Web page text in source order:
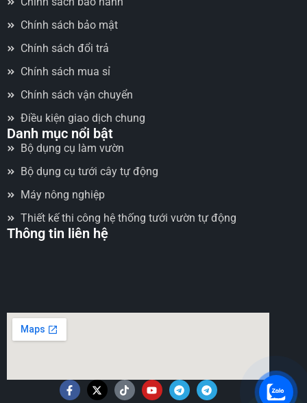
Chính sách bảo mật
Chính sách đổi trả
Chính sách mua sỉ
Chính sách vận chuyển
Điều kiện giao dịch chung
Danh mục nổi bật
Bộ dụng cụ làm vườn
Bộ dụng cụ tưới cây tự động
Máy nông nghiệp
Thiết kế thi công hệ thống tưới vườn tự động
Thông tin liên hệ